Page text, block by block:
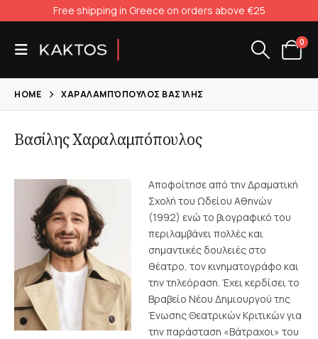
Free shipping in Greece on orders above €25
0
HOME ΧΑΡΑΛΑΜΠΌΠΟΥΛΟΣ ΒΑΣΊΛΗΣ
Βασίλης Χαραλαμπόπουλος
Αποφοίτησε από την Δραματική
Σχολή του Ωδείου Αθηνών
(1992) ενώ το βιογραφικό του
περιλαμβάνει πολλές και
σημαντικές δουλειές στο
θέατρο, τον κινηματογράφο και
την τηλεόραση. Έχει κερδίσει το
Βραβείο Νέου Δημιουργού της
Ένωσης Θεατρικών Κριτικών για
την παράσταση «Βάτραχοι» του